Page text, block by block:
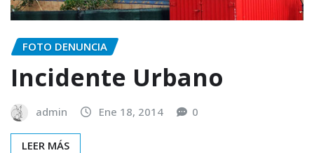
FOTO DENUNCIA
Incidente Urbano
admin Ene 18, 2014 0
LEER MÁS